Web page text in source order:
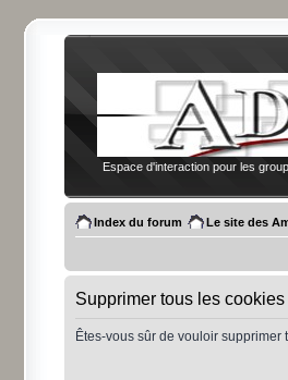
Espace d'interaction pour les
Index du forum Le site des
Supprimer tous les
Êtes-vous sûr de vouloir